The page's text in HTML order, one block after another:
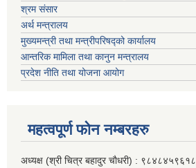
श्रम संसार
अर्थ मन्त्रालय
मुख्यमन्त्री तथा मन्त्रीपरिषद्को कार्यालय
आन्तरिक मामिला तथा कानुन मन्त्रालय
प्रदेश नीति तथा योजना आयोग
महत्वपूर्ण फाेन नम्बरहरु
अध्यक्ष (श्री चित्र बहादुर चाैधरी) : ९८४८४५९६१८